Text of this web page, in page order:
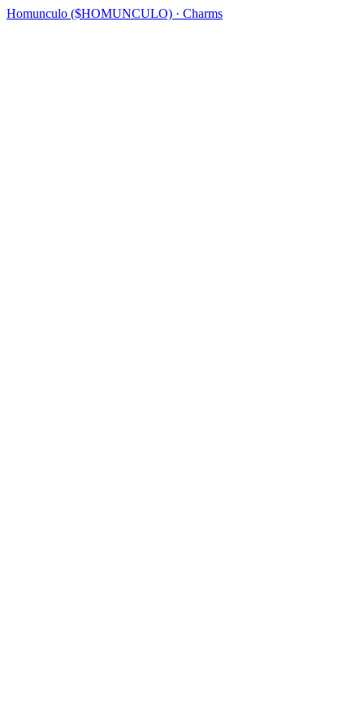
Homunculo ($HOMUNCULO) · Charms